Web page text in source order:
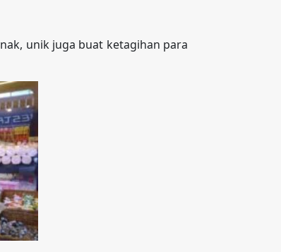
unik juga buat ketagihan para